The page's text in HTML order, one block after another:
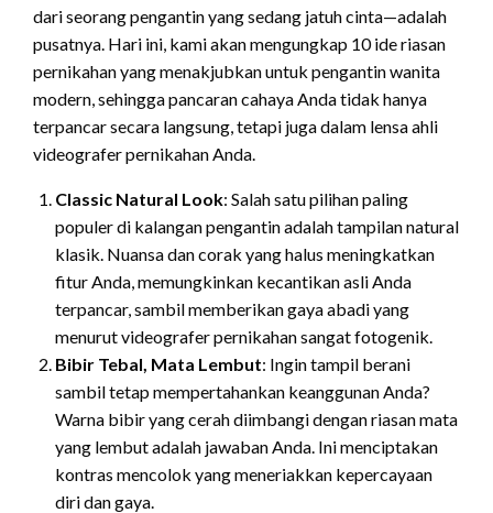
dari seorang pengantin yang sedang jatuh cinta—adalah
pusatnya. Hari ini, kami akan mengungkap 10 ide riasan
pernikahan yang menakjubkan untuk pengantin wanita
modern, sehingga pancaran cahaya Anda tidak hanya
terpancar secara langsung, tetapi juga dalam lensa ahli
videografer pernikahan Anda.
Classic Natural Look: Salah satu pilihan paling
populer di kalangan pengantin adalah tampilan natural
klasik. Nuansa dan corak yang halus meningkatkan
fitur Anda, memungkinkan kecantikan asli Anda
terpancar, sambil memberikan gaya abadi yang
menurut videografer pernikahan sangat fotogenik.
Bibir Tebal, Mata Lembut: Ingin tampil berani
sambil tetap mempertahankan keanggunan Anda?
Warna bibir yang cerah diimbangi dengan riasan mata
yang lembut adalah jawaban Anda. Ini menciptakan
kontras mencolok yang meneriakkan kepercayaan
diri dan gaya.